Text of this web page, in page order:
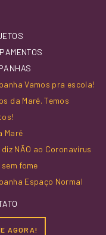
Vamos pra escola!
da Maré. Temos
Maré
diz NÃO ao Coronavírus
sem fome
Espaço Normal
AGORA!